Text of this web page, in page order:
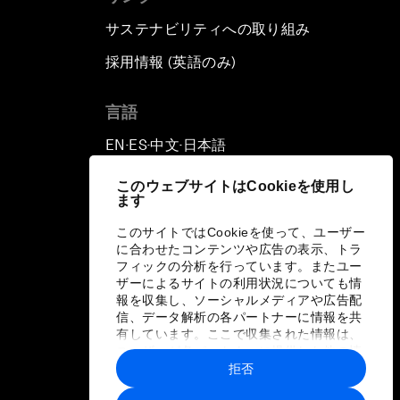
このウェブサイトはCookieを使用し
ます
このサイトではCookieを使って、ユーザー
に合わせたコンテンツや広告の表示、トラ
フィックの分析を行っています。またユー
ザーによるサイトの利用状況についても情
報を収集し、ソーシャルメディアや広告配
信、データ解析の各パートナーに情報を共
有しています。ここで収集された情報は、
ユーザーが各パートナーに提供した他の情
報や各パートナーのサービスを使用した際
に収集された情報と組み合わされ、各パー
拒否
サステナビリティへの取り組み
採用情報 (英語のみ)
言語
EN ▪ ES▪中文▪ 日本語